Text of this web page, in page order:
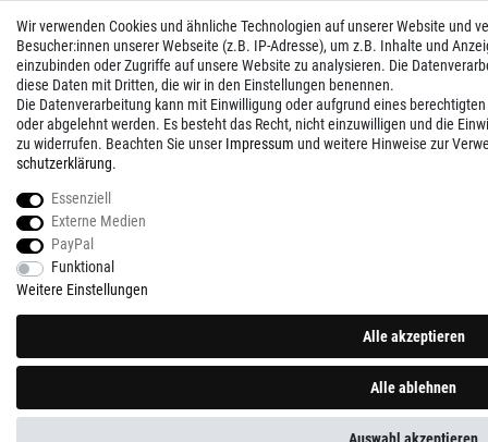
Wir verwenden Cookies und ähnliche Technologien auf unserer Website und
Besucher:innen unserer Webseite (z.B. IP-Adresse), um z.B. Inhalte und
einzubinden oder Zugriffe auf unsere Website zu analysieren. Die
diese Daten mit Dritten, die wir in den Einstellungen benennen.
Die Datenverarbeitung kann mit Einwilligung oder aufgrund eines
oder abgelehnt werden. Es besteht das Recht, nicht einzuwilligen und die
zu widerrufen. Beachten Sie unser Impressum und weitere Hinweise zur
schutz­erklärung.
Essenziell
Externe Medien
PayPal
Funktional
Weitere Einstellungen
Alle akzeptieren
Alle ablehnen
Auswahl akzeptieren